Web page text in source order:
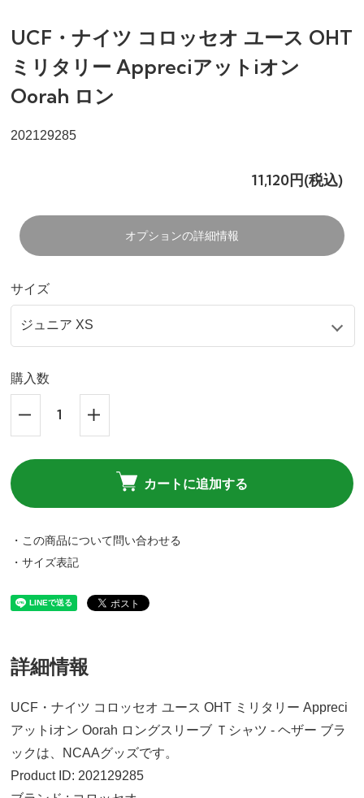
UCF・ナイツ コロッセオ ユース OHT
ミリタリー Appreciアットiオン
Oorah ロン
202129285
11,120円(税込)
オプションの詳細情報
サイズ
購入数
カートに追加する
・この商品について問い合わせる
・サイズ表記
詳細情報
UCF・ナイツ コロッセオ ユース OHT ミリタリー Appreci
アットiオン Oorah ロングスリーブ Ｔシャツ - ヘザー ブラ
ックは、NCAAグッズです。
Product ID: 202129285